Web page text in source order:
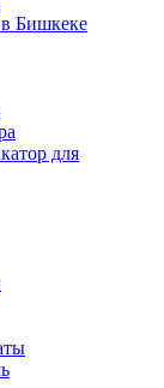
Бишкеке
для